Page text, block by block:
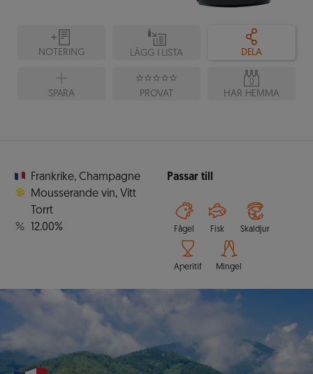
NOTERING LÄGG I LISTA DELA
SPARA PROVAT
0
HAR HEMMA
Frankrike, Champagne
Mousserande vin, Vitt
Torrt
12.00%
Passar till
Fågel Fisk Skaldjur
Aperitif Mingel